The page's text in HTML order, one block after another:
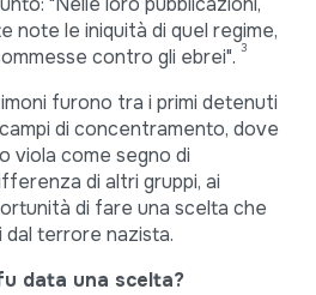
note le iniquità di quel regime,
contro gli ebrei". 3
furono tra i primi detenuti
di concentramento, dove
viola come segno di
di altri gruppi, ai
di fare una scelta che
terrore nazista.
data una scelta?